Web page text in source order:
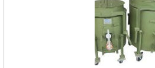
Por isso, contar com uma empresa
como a DPS, é essencial.No geral, a
soldagens de termofusão, com
mercado. Atuando com
profissionais experientes,